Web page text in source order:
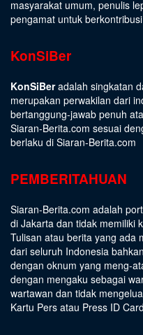
masyarakat umum, penulis
pengamat untuk
KonSiBer
KonSiBeradalah singkatan
merupakan perwakilan dari
bertanggung-jawab penuh
Siaran-Berita.com sesuai
berlaku di Siaran-Berita.com
PEMBERITAHUAN
Siaran-Berita.com adalah
di Jakarta dan tidak memiliki
Tulisan atau berita yang ada
dari seluruh Indonesia
dengan oknum yang meng-
dengan mengaku sebagai
wartawan dan tidak
Kartu Pers atau Press ID